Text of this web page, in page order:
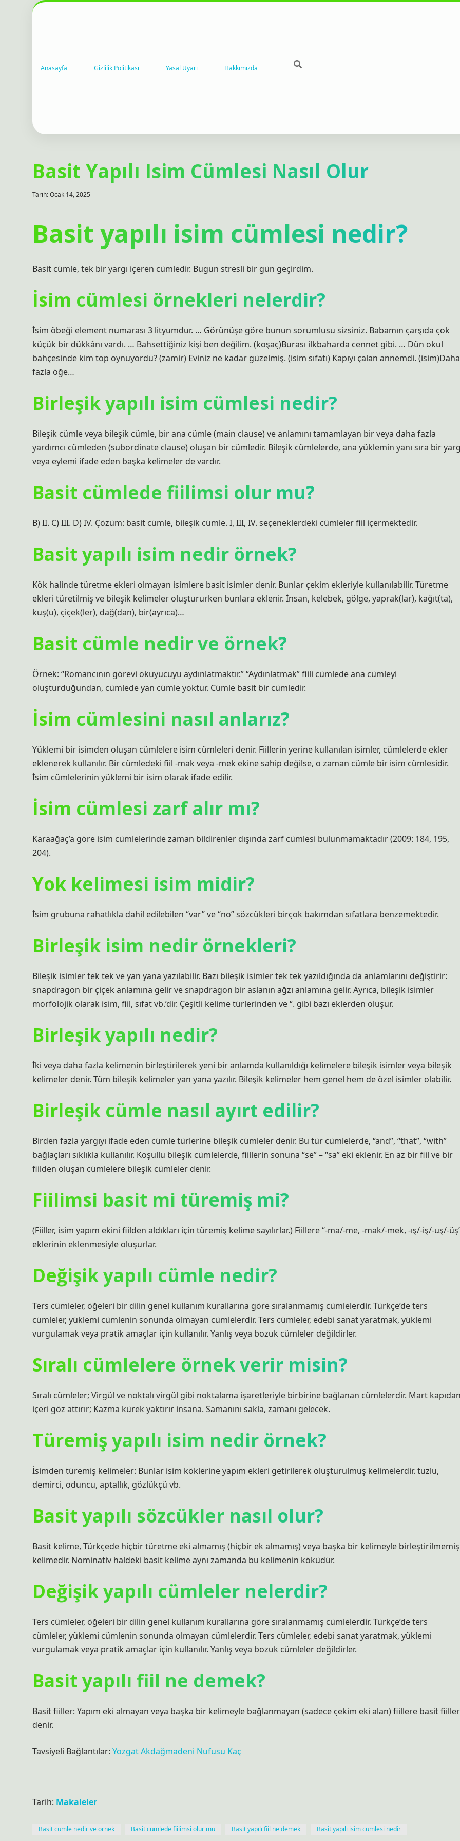
Anasayfa Gizlilik Politikası Yasal Uyarı Hakkımızda
Basit Yapılı Isim Cümlesi Nasıl Olur
Tarih: Ocak 14, 2025
Basit yapılı isim cümlesi nedir?
Basit cümle, tek bir yargı içeren cümledir. Bugün stresli bir gün geçirdim.
İsim cümlesi örnekleri nelerdir?
İsim öbeği element numarası 3 lityumdur. … Görünüşe göre bunun sorumlusu sizsiniz. Babamın çarşıda çok
küçük bir dükkânı vardı. … Bahsettiğiniz kişi ben değilim. (koşaç)Burası ilkbaharda cennet gibi. … Dün okul
bahçesinde kim top oynuyordu? (zamir) Eviniz ne kadar güzelmiş. (isim sıfatı) Kapıyı çalan annemdi. (isim)Daha
fazla öğe…
Birleşik yapılı isim cümlesi nedir?
Bileşik cümle veya bileşik cümle, bir ana cümle (main clause) ve anlamını tamamlayan bir veya daha fazla
yardımcı cümleden (subordinate clause) oluşan bir cümledir. Bileşik cümlelerde, ana yüklemin yanı sıra bir
veya eylemi ifade eden başka kelimeler de vardır.
Basit cümlede fiilimsi olur mu?
B) II. C) III. D) IV. Çözüm: basit cümle, bileşik cümle. I, III, IV. seçeneklerdeki cümleler fiil içermektedir.
Basit yapılı isim nedir örnek?
Kök halinde türetme ekleri olmayan isimlere basit isimler denir. Bunlar çekim ekleriyle kullanılabilir. Türetme
ekleri türetilmiş ve bileşik kelimeler oluştururken bunlara eklenir. İnsan, kelebek, gölge, yaprak(lar), kağıt(ta),
kuş(u), çiçek(ler), dağ(dan), bir(ayrıca)…
Basit cümle nedir ve örnek?
Örnek: “Romancının görevi okuyucuyu aydınlatmaktır.” “Aydınlatmak” fiili cümlede ana cümleyi
oluşturduğundan, cümlede yan cümle yoktur. Cümle basit bir cümledir.
İsim cümlesini nasıl anlarız?
Yüklemi bir isimden oluşan cümlelere isim cümleleri denir. Fiillerin yerine kullanılan isimler, cümlelerde ekler
eklenerek kullanılır. Bir cümledeki fiil -mak veya -mek ekine sahip değilse, o zaman cümle bir isim cümlesidir.
İsim cümlelerinin yüklemi bir isim olarak ifade edilir.
İsim cümlesi zarf alır mı?
Karaağaç’a göre isim cümlelerinde zaman bildirenler dışında zarf cümlesi bulunmamaktadır (2009: 184, 195,
204).
Yok kelimesi isim midir?
İsim grubuna rahatlıkla dahil edilebilen “var” ve “no” sözcükleri birçok bakımdan sıfatlara benzemektedir.
Birleşik isim nedir örnekleri?
Bileşik isimler tek tek ve yan yana yazılabilir. Bazı bileşik isimler tek tek yazıldığında da anlamlarını değiştirir:
snapdragon bir çiçek anlamına gelir ve snapdragon bir aslanın ağzı anlamına gelir. Ayrıca, bileşik isimler
morfolojik olarak isim, fiil, sıfat vb.’dir. Çeşitli kelime türlerinden ve “. gibi bazı eklerden oluşur.
Birleşik yapılı nedir?
İki veya daha fazla kelimenin birleştirilerek yeni bir anlamda kullanıldığı kelimelere bileşik isimler veya bileşik
kelimeler denir. Tüm bileşik kelimeler yan yana yazılır. Bileşik kelimeler hem genel hem de özel isimler olabilir.
Birleşik cümle nasıl ayırt edilir?
Birden fazla yargıyı ifade eden cümle türlerine bileşik cümleler denir. Bu tür cümlelerde, “and”, “that”, “with”
bağlaçları sıklıkla kullanılır. Koşullu bileşik cümlelerde, fiillerin sonuna “se” – “sa” eki eklenir. En az bir fiil ve bir
fiilden oluşan cümlelere bileşik cümleler denir.
Fiilimsi basit mi türemiş mi?
(Fiiller, isim yapım ekini fiilden aldıkları için türemiş kelime sayılırlar.) Fiillere “-ma/-me, -mak/-mek, -ış/-iş/-uş/-
eklerinin eklenmesiyle oluşurlar.
Değişik yapılı cümle nedir?
Ters cümleler, öğeleri bir dilin genel kullanım kurallarına göre sıralanmamış cümlelerdir. Türkçe’de ters
cümleler, yüklemi cümlenin sonunda olmayan cümlelerdir. Ters cümleler, edebi sanat yaratmak, yüklemi
vurgulamak veya pratik amaçlar için kullanılır. Yanlış veya bozuk cümleler değildirler.
Sıralı cümlelere örnek verir misin?
Sıralı cümleler; Virgül ve noktalı virgül gibi noktalama işaretleriyle birbirine bağlanan cümlelerdir. Mart
içeri göz attırır; Kazma kürek yaktırır insana. Samanını sakla, zamanı gelecek.
Türemiş yapılı isim nedir örnek?
İsimden türemiş kelimeler: Bunlar isim köklerine yapım ekleri getirilerek oluşturulmuş kelimelerdir. tuzlu,
demirci, oduncu, aptallık, gözlükçü vb.
Basit yapılı sözcükler nasıl olur?
Basit kelime, Türkçede hiçbir türetme eki almamış (hiçbir ek almamış) veya başka bir kelimeyle birleştirilmemiş
kelimedir. Nominativ haldeki basit kelime aynı zamanda bu kelimenin köküdür.
Değişik yapılı cümleler nelerdir?
Ters cümleler, öğeleri bir dilin genel kullanım kurallarına göre sıralanmamış cümlelerdir. Türkçe’de ters
cümleler, yüklemi cümlenin sonunda olmayan cümlelerdir. Ters cümleler, edebi sanat yaratmak, yüklemi
vurgulamak veya pratik amaçlar için kullanılır. Yanlış veya bozuk cümleler değildirler.
Basit yapılı fiil ne demek?
Basit fiiller: Yapım eki almayan veya başka bir kelimeyle bağlanmayan (sadece çekim eki alan) fiillere basit fiiller
denir.
Tavsiyeli Bağlantılar: Yozgat Akdağmadeni Nufusu Kaç
Tarih: Makaleler
Basit cümle nedir ve örnek Basit cümlede fiilimsi olur mu Basit yapılı fiil ne demek Basit yapılı isim cümlesi nedir